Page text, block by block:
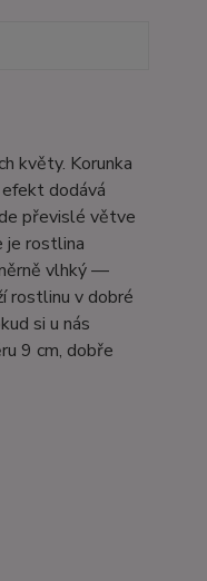
květy. Korunka
dodává
převislé větve
je rostlina
vlhký —
rostlinu v dobré
si u nás
9 cm, dobře